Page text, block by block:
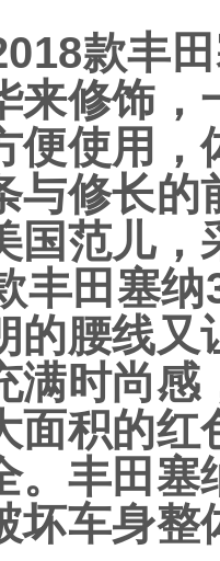
丰田塞
来修饰，
便使用，
与修长的
国范儿，
丰田塞
的腰线
满时尚感
面积的红
。丰田塞
坏车身整